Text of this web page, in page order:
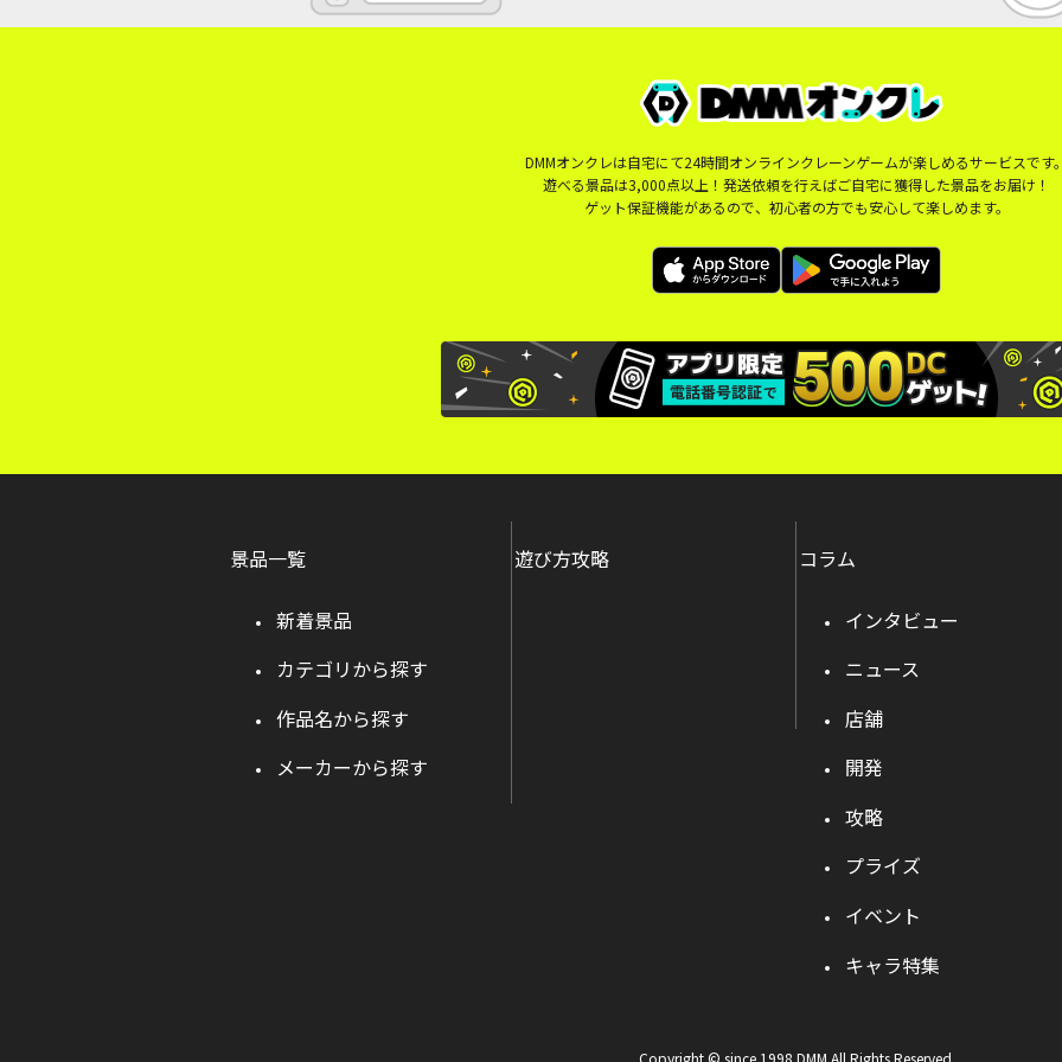
DMMオンクレは自宅にて24時間オンラインクレーンゲームが楽しめるサービスです
遊べる景品は3,000点以上！発送依頼を行えばご自宅に獲得した景品をお届け！
ゲット保証機能があるので、初心者の方でも安心して楽しめます。
景品一覧
新着景品
カテゴリから探す
作品名から探す
メーカーから探す
遊び方攻略 コラム
インタビュー
ニュース
店舗
開発
攻略
プライズ
イベント
キャラ特集